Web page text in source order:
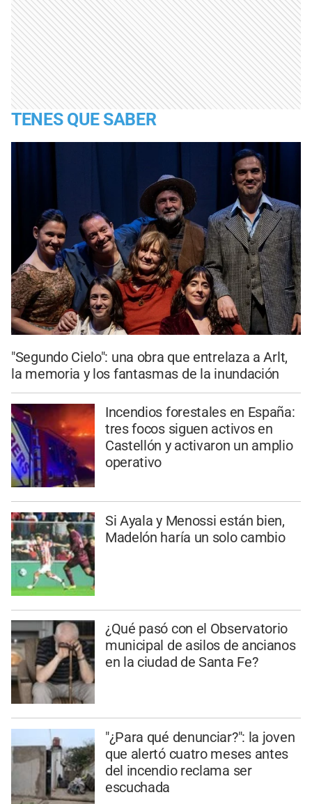
TENES QUE SABER
"Segundo Cielo": una obra que entrelaza a Arlt,
la memoria y los fantasmas de la inundación
Incendios forestales en España:
tres focos siguen activos en
Castellón y activaron un amplio
operativo
Si Ayala y Menossi están bien,
Madelón haría un solo cambio
¿Qué pasó con el Observatorio
municipal de asilos de ancianos
en la ciudad de Santa Fe?
"¿Para qué denunciar?": la joven
que alertó cuatro meses antes
del incendio reclama ser
escuchada